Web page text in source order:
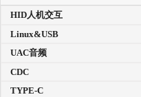
HID人机交互
Linux&USB
UAC音频
CDC
TYPE-C